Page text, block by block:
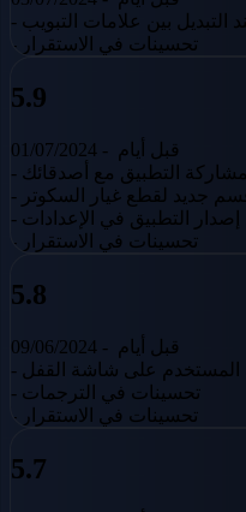
بين علامات التبويب
- تحسينات في الاستقرار
5.9
01/07/2024 - قبل أيام
التطبيق مع أصدقائك
قسم جديد لقطع غيار السكوتر
إصدار التطبيق في الإعدادات
- تحسينات في الاستقرار
5.8
09/06/2024 - قبل أيام
المستخدم على شاشة القفل
- تحسينات في الترجمات
- تحسينات في الاستقرار
5.7